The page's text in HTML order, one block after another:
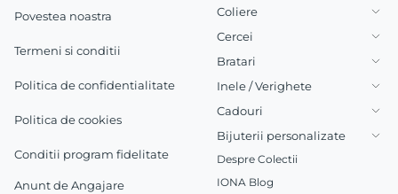
Povestea noastra
Termeni si conditii
Politica de confidentialitate
Politica de cookies
Conditii program fidelitate
Anunt de Angajare
Coliere
Cercei
Bratari
Inele / Verighete
Cadouri
Bijuterii personalizate
Despre Colectii
IONA Blog